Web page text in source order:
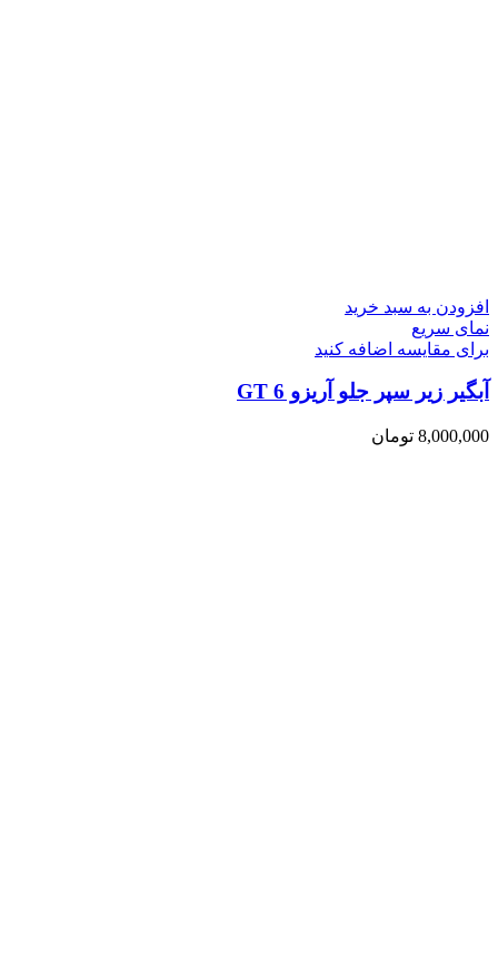
افزودن به سبد خرید
نمای سریع
برای مقایسه اضافه کنید
آبگیر زیر سپر جلو آریزو 6 GT
8,000,000 تومان